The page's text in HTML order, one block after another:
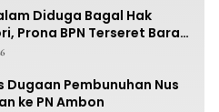
Diduga Bagal Hak
Prona BPN Terseret Bara
Dugaan Pembunuhan Nus
ke PN Ambon